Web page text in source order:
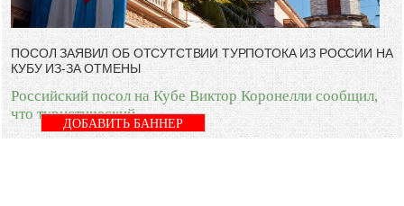
ПОСОЛ ЗАЯВИЛ ОБ ОТСУТСТВИИ ТУРПОТОКА ИЗ РОССИИ НА
КУБУ ИЗ-ЗА ОТМЕНЫ
Российский посол на Кубе Виктор Коронелли сообщил,
что туристический
ДОБАВИТЬ БАННЕР